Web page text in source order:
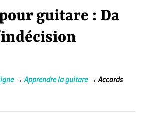
guitare : Da
→Apprendre la guitare→ Accords